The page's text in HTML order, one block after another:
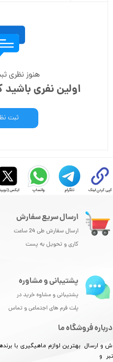
هنوز نظری
اولین نفری
ثبت
کپی کردن لینک تلگرام واتساپ ایکس
ارسال سریع سفارش
ارسال سفارش طی 24 ساعت
کاری و تحویل به پست
درباره فروشگاه ما
و ارسال بهترین لوازم ماهیگیری با
و
پشتیبانی و مشاوره
پشتیبانی و مشاوه خرید در
پلت فرم های اجتماعی و تماس